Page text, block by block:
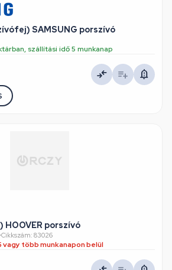
SAMSUNG porszívó
szállítási idő 5 munkanap
porszívó
•Cikkszám: 83026
vagy több munkanapon belül